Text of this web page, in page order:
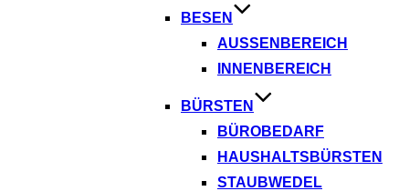
BESEN
AUSSENBEREICH
INNENBEREICH
BÜRSTEN
BÜROBEDARF
HAUSHALTSBÜRSTEN
STAUBWEDEL